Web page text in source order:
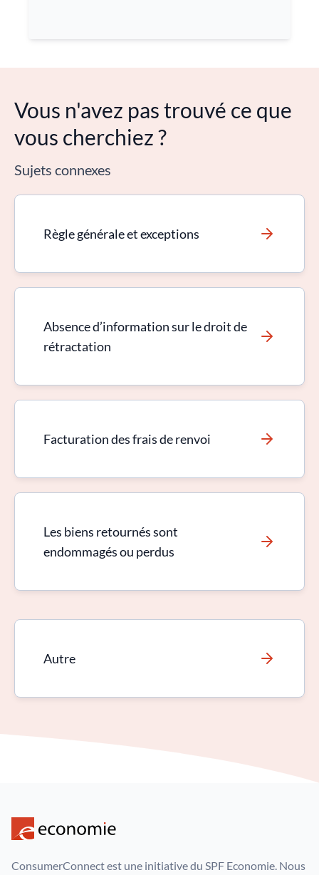
Vous n'avez pas trouvé ce que
vous cherchiez ?
Sujets connexes
Règle générale et exceptions
Absence d’information sur le droit de
rétractation
Facturation des frais de renvoi
Les biens retournés sont
endommagés ou perdus
Autre
ConsumerConnect est une initiative du SPF Economie. Nous